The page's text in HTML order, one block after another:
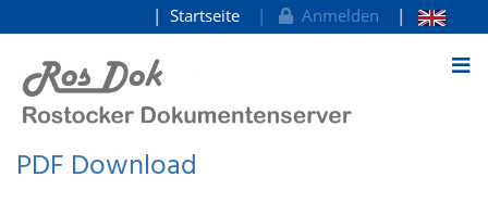
zum Inhalt
Startseite Anmelden
PDF Download